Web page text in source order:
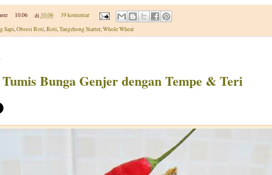
10.06 di 10.06
39 komentar
Sapi,Obsesi Roti,Roti,Tangzhong Starter,Whole Wheat
Tumis Bunga Genjer dengan Tempe & Teri